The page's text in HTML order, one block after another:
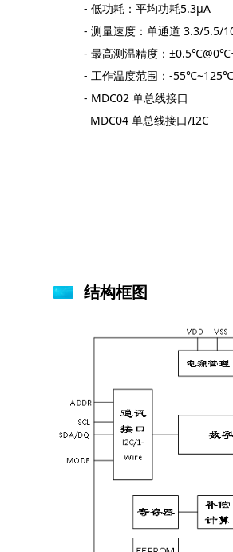
- 低功耗：平均功耗5.3µA
- 测量速度：单通道 3.3/5.5/
- 最高测温精度：
- 工作温度范围：-55℃~125℃
- MDC02 单总线接口
MDC04 单总线接口/I2C
结构框图